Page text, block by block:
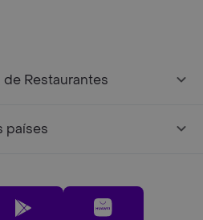
de Restaurantes
países